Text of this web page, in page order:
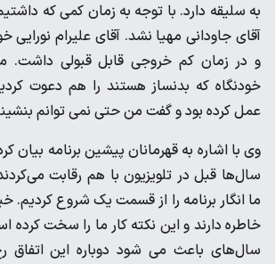
به سلیقه دارد. با توجه به زمان کمی که
آقای جاودانی مهیا نشد. آقای علیرام
و در زمان کم خروجی قابل قبولی داشت.
خودنگاه که بدنساز هستند را هم دعوت
عمل کرده بود و گفت من حتی نمی توانم
وی با اشاره به قهرمانان پیشین برنامه بیان
سال‌ها قبل در تلویزیون با هم رقابت
ما انگار برنامه را از قسمت یک شروع کردیم.
خاطره دارند و این نکته کار ما را سخت کرده
سال‌های باعث می شود دوباره این اتفاق